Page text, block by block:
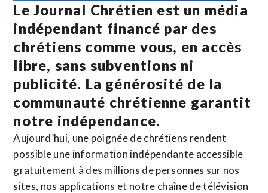
Le Journal Chrétien est un média
indépendant financé par des
chrétiens comme vous, en accès
libre, sans subventions ni
publicité. La générosité de la
communauté chrétienne garantit
notre indépendance.
Aujourd’hui, une poignée de chrétiens rendent
possible une information indépendante accessible
gratuitement à des millions de personnes sur nos
sites, nos applications et notre chaîne de télévision